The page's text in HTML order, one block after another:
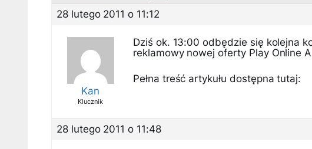
28 lutego 2011 o 11:12
Kan
Klucznik
Dziś ok. 13:00 odbędzie się kolejna
reklamowy nowej oferty Play Online
Pełna treść artykułu dostępna tutaj:
28 lutego 2011 o 11:48